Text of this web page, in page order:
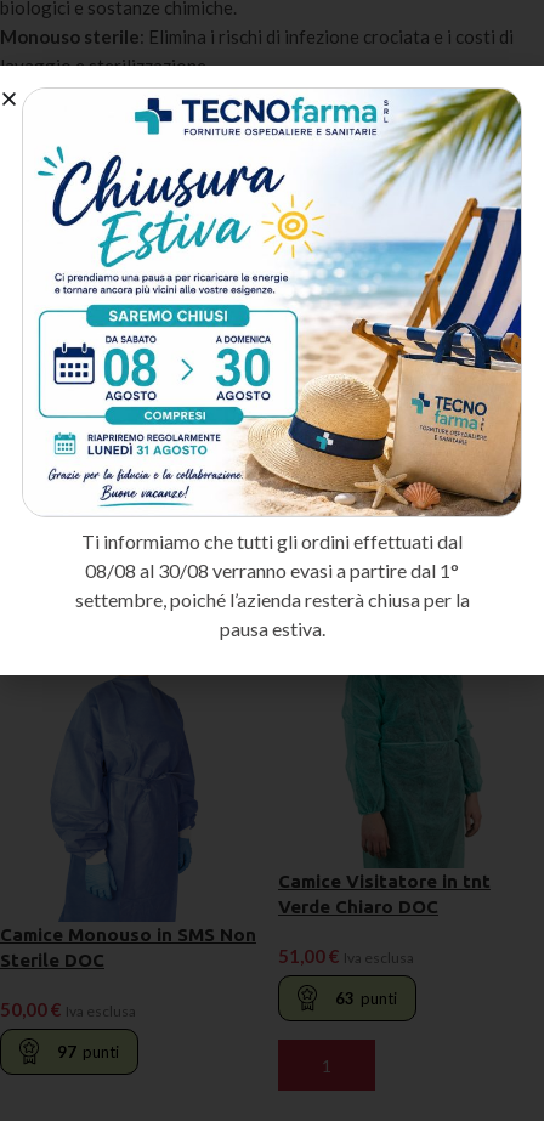
biologici e sostanze chimiche.
Monouso sterile: Elimina i rischi di infezione crociata e i costi di
lavaggio e sterilizzazione.
Design funzionale: Non limita i movimenti garantendo la piena
operatività durante le procedure.
Certificazione DPI
: Dispositivo di Protezione Individuale
certificato CE conforme alla normativa vigente.
A chi è destinato:
Personale ospedaliero e di sala operatoria : Per la protezione
durante le procedure chirurgiche e i contatti con pazienti.
Infermieri e OSS: Per le attività di cura e assistenza quotidiana nei
reparti di degenza.
Centri estetici e laboratori: Per il mantenimento degli standard
igienici durante trattamenti e analisi.
Metodo di spedizione
Prodotti correlati
Camice Monouso in SMS Non
Sterile DOC
50,00€ Iva esclusa
97 punti
Camice Visitatore in tnt
Verde Chiaro DOC
51,00€ Iva esclusa
63 punti
AGGIUNGI AL CARRELLO
Ti informiamo che tutti gli ordini effettuati dal
08/08 al 30/08 verranno evasi a partire dal 1°
settembre, poiché l’azienda resterà chiusa per la
pausa estiva.